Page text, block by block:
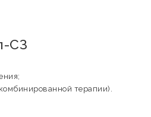
СЗ
терапии).